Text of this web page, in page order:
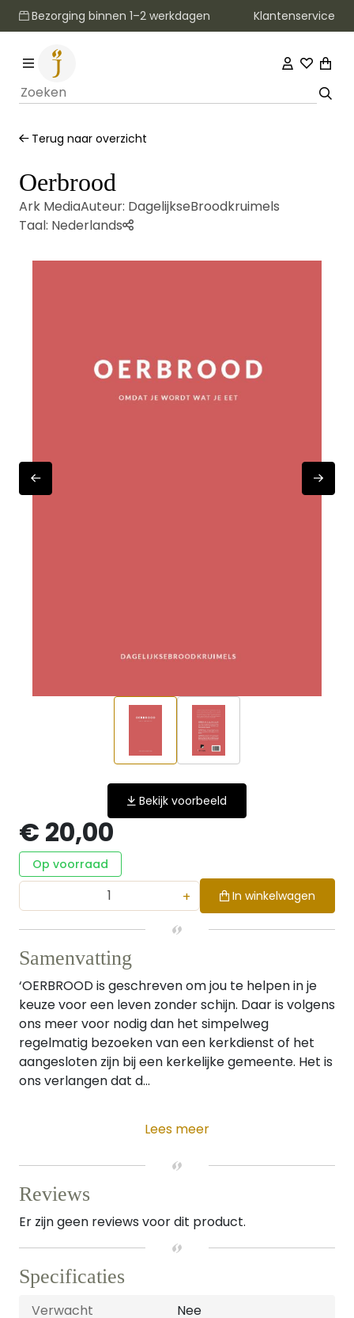
Bezorging binnen 1–2 werkdagen Klantenservice
Terug naar overzicht
Oerbrood
Ark MediaAuteur: DagelijkseBroodkruimels
Taal: Nederlands
Bekijk voorbeeld
€ 20,00
Op voorraad
+ In winkelwagen
Samenvatting
‘OERBROOD is geschreven om jou te helpen in je
keuze voor een leven zonder schijn. Daar is volgens
ons meer voor nodig dan het simpelweg
regelmatig bezoeken van een kerkdienst of het
aangesloten zijn bij een kerkelijke gemeente. Het is
ons verlangen dat d...
Lees meer
Reviews
Er zijn geen reviews voor dit product.
Specificaties
Verwacht
Nee